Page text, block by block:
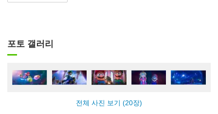
포토 갤러리
전체 사진 보기 (20장)